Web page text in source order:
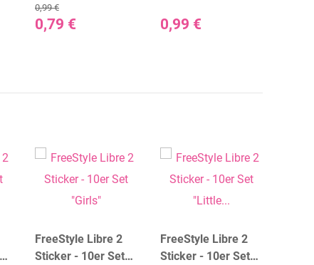
0,79 €
0,99 €
0,99 €
FreeStyle Libre 2
Sticker - 10er Set
FreeStyle Libre 2
Sticker - 10er Set